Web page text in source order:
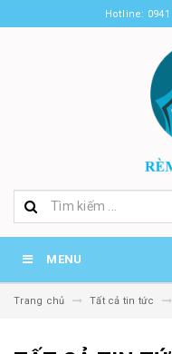
Hotline: 0941
MENU
Trang chủ Tất cả tin tức